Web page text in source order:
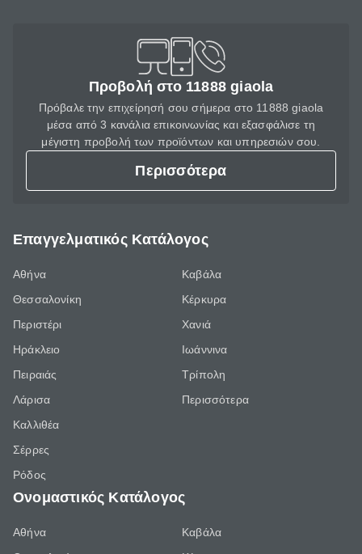
Προβολή στο 11888 giaola
Πρόβαλε την επιχείρησή σου σήμερα στο 11888 giaola
μέσα από 3 κανάλια επικοινωνίας και εξασφάλισε τη
μέγιστη προβολή των προϊόντων και υπηρεσιών σου.
Περισσότερα
Επαγγελματικός Κατάλογος
Αθήνα
Θεσσαλονίκη
Περιστέρι
Ηράκλειο
Πειραιάς
Λάρισα
Καλλιθέα
Σέρρες
Ρόδος
Καβάλα
Κέρκυρα
Χανιά
Ιωάννινα
Τρίπολη
Περισσότερα
Ονομαστικός Κατάλογος
Αθήνα
Καβάλα